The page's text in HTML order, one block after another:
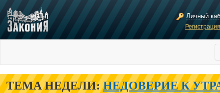
Личный
ТЕМА НЕДЕЛИ: НЕДОВЕРИЕ К